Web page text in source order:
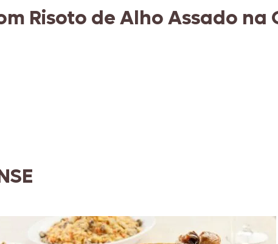
Risoto de Alho Assado